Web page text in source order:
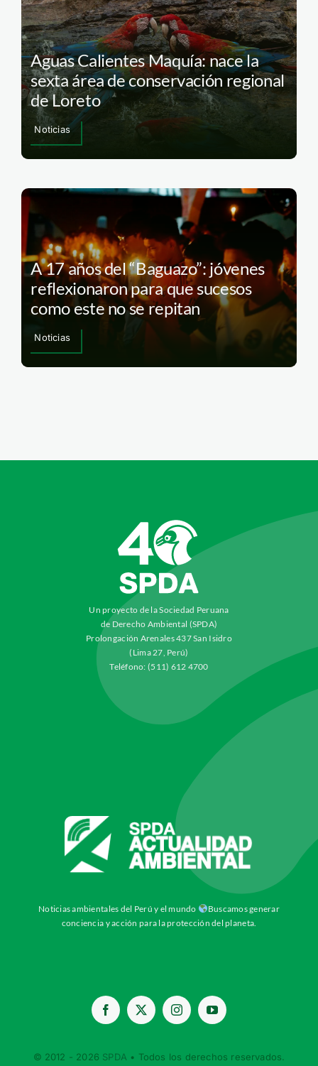
Aguas Calientes Maquía: nace la
sexta área de conservación regional
de Loreto
Noticias
A 17 años del “Baguazo”: jóvenes
reflexionaron para que sucesos
como este no se repitan
Noticias
Un proyecto de la Sociedad Peruana
de Derecho Ambiental (SPDA)
Prolongación Arenales 437 San Isidro
(Lima 27, Perú)
Teléfono: (511) 612 4700
Noticias ambientales del Perú y el mundo
Buscamos generar
conciencia y acción para la protección del planeta.
© 2012 - 2026 SPDA • Todos los derechos reservados.